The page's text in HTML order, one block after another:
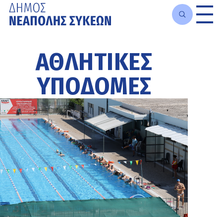
περιεχόμενοΑΘΛΗΤΙΚΕΣ
ΥΠΟΔΟΜΕΣ